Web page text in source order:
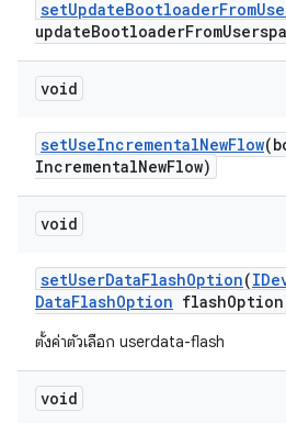
setUpdateBootloaderFrom
updateBootloaderFrom
void
setUseIncrementalNewFlow
IncrementalNewFlow)
void
setUserDataFlashOption(
DataFlashOption flash
ตั้งค่าตัวเลือก userdata-flash
void